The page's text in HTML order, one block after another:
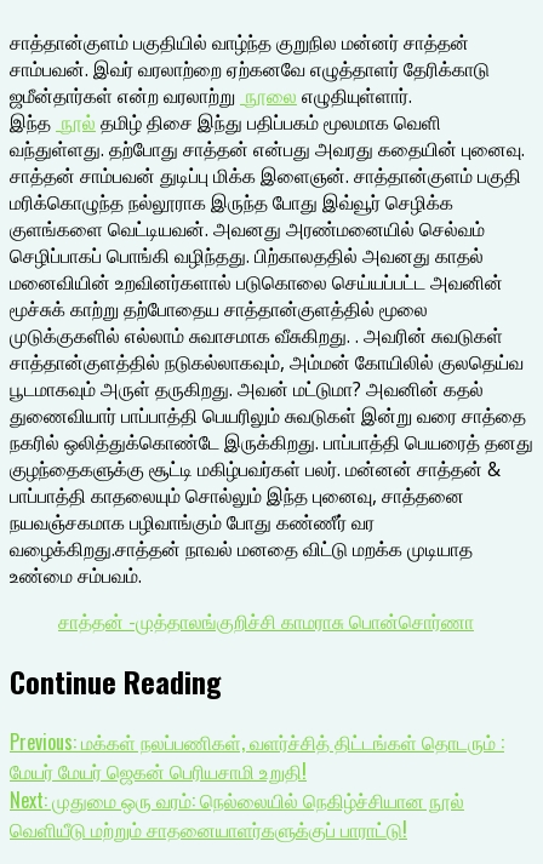
சாத்தான்குளம் பகுதியில் வாழ்ந்த குறுநில மன்னர் சாத்தன்
சாம்பவன். இவர் வரலாற்றை ஏற்கனவே எழுத்தாளர் தேரிக்காடு
ஜமீன்தார்கள் என்ற வரலாற்று நூலை எழுதியுள்ளார்.
இந்த நூல் தமிழ் திசை இந்து பதிப்பகம் மூலமாக வெளி
வந்துள்ளது. தற்போது சாத்தன் என்பது அவரது கதையின் புனைவு.
சாத்தன் சாம்பவன் துடிப்பு மிக்க இளைஞன். சாத்தான்குளம் பகுதி
மரிக்கொழுந்த நல்லூராக இருந்த போது இவ்வூர் செழிக்க
குளங்களை வெட்டியவன். அவனது அரண்மனையில் செல்வம்
செழிப்பாகப் பொங்கி வழிந்தது. பிற்காலததில் அவனது காதல்
மனைவியின் உறவினர்களால் படுகொலை செய்யப்பட்ட அவனின்
மூச்சுக் காற்று தற்போதைய சாத்தான்குளத்தில் மூலை
முடுக்குகளில் எல்லாம் சுவாசமாக வீசுகிறது. . அவரின் சுவடுகள்
சாத்தான்குளத்தில் நடுகல்லாகவும், அம்மன் கோயிலில் குலதெய்வ
பூடமாகவும் அருள் தருகிறது. அவன் மட்டுமா? அவனின் கதல்
துணைவியார் பாப்பாத்தி பெயரிலும் சுவடுகள் இன்று வரை சாத்தை
நகரில் ஒலித்துக்கொண்டே இருக்கிறது. பாப்பாத்தி பெயரைத் தனது
குழந்தைகளுக்கு சூட்டி மகிழ்பவர்கள் பலர். மன்னன் சாத்தன் &
பாப்பாத்தி காதலையும் சொல்லும் இந்த புனைவு, சாத்தனை
நயவஞ்சகமாக பழிவாங்கும் போது கண்ணீர் வர
வழைக்கிறது.சாத்தன் நாவல் மனதை விட்டு மறக்க முடியாத
உண்மை சம்பவம்.
சாத்தன் -முத்தாலங்குறிச்சி காமராசு பொன்சொர்ணா
Continue Reading
Previous:மக்கள் நலப்பணிகள், வளர்ச்சித் திட்டங்கள் தொடரும் :
மேயர் மேயர் ஜெகன் பெரியசாமி உறுதி!
Next:முதுமை ஒரு வரம்: நெல்லையில் நெகிழ்ச்சியான நூல்
வெளியீடு மற்றும் சாதனையாளர்களுக்குப் பாராட்டு!